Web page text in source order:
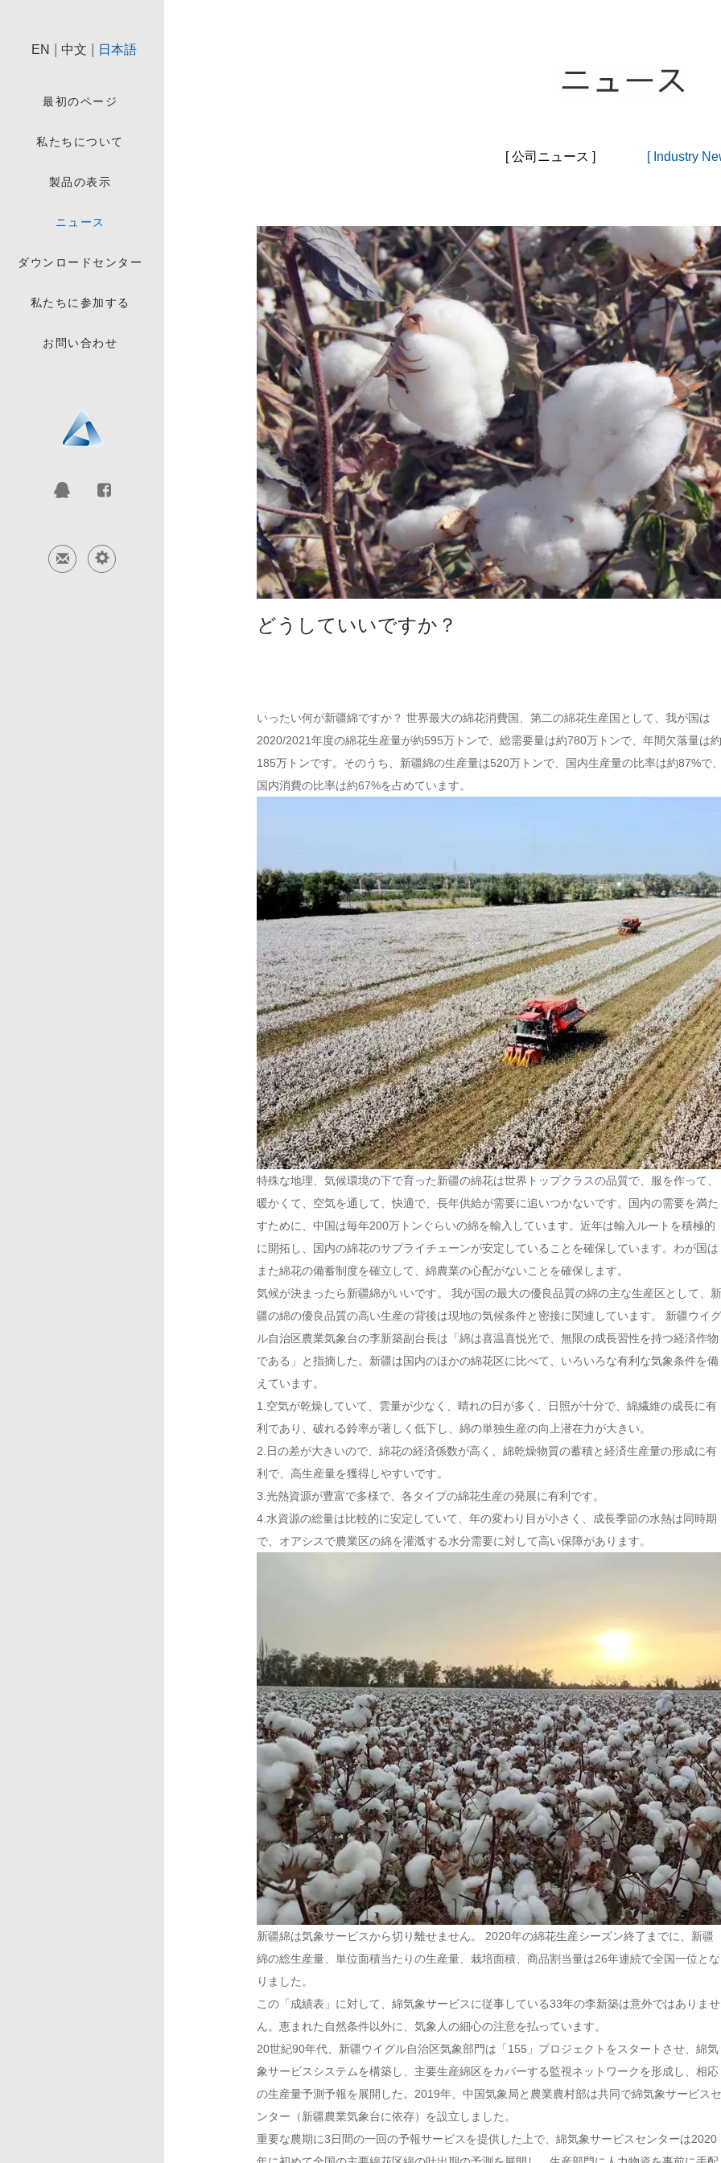
EN | 中文 | 日本語
最初のページ
私たちについて
製品の表示
ニュース
ダウンロードセンター
私たちに参加する
お問い合わせ
[ 公司ニュース ] [ Industry
どうしていいですか？
いったい何が新疆綿ですか？ 世界最大の綿花消費国、第二の綿花生産国として、我が国は
2020/2021年度の綿花生産量が約595万トンで、総需要量は約780万トンで、年間欠落量は約
185万トンです。そのうち、新疆綿の生産量は520万トンで、国内生産量の比率は約87%で
国内消費の比率は約67%を占めています。
特殊な地理、気候環境の下で育った新疆の綿花は世界トップクラスの品質で、服を作って、
暖かくて、空気を通して、快適で、長年供給が需要に追いつかないです。国内の需要を満た
すために、中国は毎年200万トンぐらいの綿を輸入しています。近年は輸入ルートを積極的
に開拓し、国内の綿花のサプライチェーンが安定していることを確保しています。わが国は
また綿花の備蓄制度を確立して、綿農業の心配がないことを確保します。
気候が決まったら新疆綿がいいです。 我が国の最大の優良品質の綿の主な生産区として、新
疆の綿の優良品質の高い生産の背後は現地の気候条件と密接に関連しています。 新疆ウイグ
ル自治区農業気象台の李新築副台長は「綿は喜温喜悦光で、無限の成長習性を持つ経済作物
である」と指摘した。新疆は国内のほかの綿花区に比べて、いろいろな有利な気象条件を備
えています。
1.空気が乾燥していて、雲量が少なく、晴れの日が多く、日照が十分で、綿繊維の成長に有
利であり、破れる鈴率が著しく低下し、綿の単独生産の向上潜在力が大きい。
2.日の差が大きいので、綿花の経済係数が高く、綿乾燥物質の蓄積と経済生産量の形成に有
利で、高生産量を獲得しやすいです。
3.光熱資源が豊富で多様で、各タイプの綿花生産の発展に有利です。
4.水資源の総量は比較的に安定していて、年の変わり目が小さく、成長季節の水熱は同時期
で、オアシスで農業区の綿を灌漑する水分需要に対して高い保障があります。
新疆綿は気象サービスから切り離せません。 2020年の綿花生産シーズン終了までに、新疆
綿の総生産量、単位面積当たりの生産量、栽培面積、商品割当量は26年連続で全国一位とな
りました。
この「成績表」に対して、綿気象サービスに従事している33年の李新築は意外ではありませ
ん。恵まれた自然条件以外に、気象人の細心の注意を払っています。
20世紀90年代、新疆ウイグル自治区気象部門は「155」プロジェクトをスタートさせ、綿気
象サービスシステムを構築し、主要生産綿区をカバーする監視ネットワークを形成し、相応
の生産量予測予報を展開した。2019年、中国気象局と農業農村部は共同で綿気象サービスセ
ンター（新疆農業気象台に依存）を設立しました。
重要な農期に3日間の一回の予報サービスを提供した上で、綿気象サービスセンターは2020